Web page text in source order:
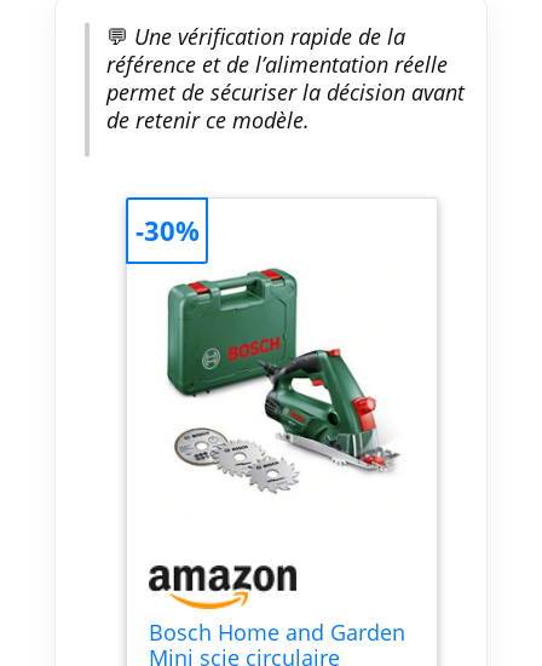
💬 Une vérification rapide de la
référence et de l’alimentation réelle
permet de sécuriser la décision avant
de retenir ce modèle.
Bosch Home and Garden
Mini scie circulaire
-30%